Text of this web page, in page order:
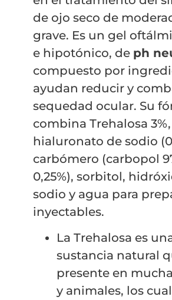
de ojo seco de
grave. Es un gel
e hipotónico, de ph
compuesto por
ayudan reducir y
sequedad ocular. Su
combina Trehalosa 3%,
hialuronato de sodio
carbómero (carbopol
0,25%), sorbitol,
sodio y agua para
inyectables.
La Trehalosa es
sustancia natural
presente en
y animales, los